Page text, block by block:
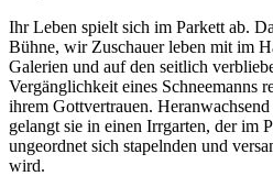
Ihr Leben spielt sich im Parkett ab.
Bühne, wir Zuschauer leben mit im
Galerien und auf den seitlich
Vergänglichkeit eines Schneemanns
ihrem Gottvertrauen.
gelangt sie in einen Irrgarten, der im
ungeordnet sich stapelnden und
wird.